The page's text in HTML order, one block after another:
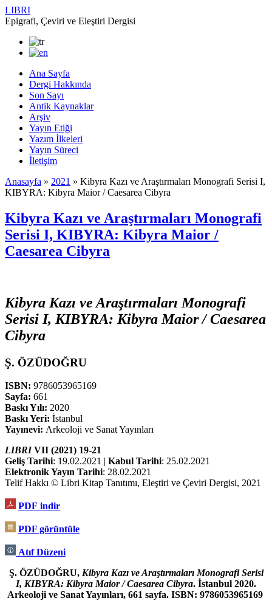
LIBRI
Epigrafi, Çeviri ve Eleştiri Dergisi
Ana Sayfa
Dergi Hakkında
Son Sayı
Antik Kaynaklar
Arşiv
Yayın Etiği
Yazım İlkeleri
Yayın Süreci
İletişim
Anasayfa » 2021 » Kibyra Kazı ve Araştırmaları Monografi Serisi I,
KIBYRA: Kibyra Maior / Caesarea Cibyra
Kibyra Kazı ve Araştırmaları Monografi
Serisi I, KIBYRA: Kibyra Maior /
Caesarea Cibyra
Kibyra Kazı ve Araştırmaları Monografi
Serisi I, KIBYRA: Kibyra Maior / Caesarea
Cibyra
Ş. ÖZÜDOĞRU
ISBN: 9786053965169
Sayfa: 661
Baskı Yılı: 2020
Baskı Yeri: İstanbul
Yayınevi: Arkeoloji ve Sanat Yayınları
LIBRIVII (2021) 19-21
Geliş Tarihi: 19.02.2021 | Kabul Tarihi: 25.02.2021
Elektronik Yayın Tarihi: 28.02.2021
Telif Hakkı © Libri Kitap Tanıtımı, Eleştiri ve Çeviri Dergisi, 2021
PDF indir
PDF görüntüle
Atıf Düzeni
Ş. ÖZÜDOĞRU, Kibyra Kazı ve Araştırmaları Monografi Serisi
I, KIBYRA: Kibyra Maior / Caesarea Cibyra. İstanbul 2020.
Arkeoloji ve Sanat Yayınları, 661 sayfa. ISBN: 9786053965169